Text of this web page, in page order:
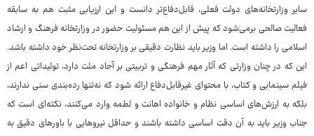
سایر وزارتخانه‌های دولت فعلی، قابل‌دفاع‌تر دانست و این ارزیابی مثبت هم به سابقه
فعالیت صالحی برمی‌شود که پیش از این هم مسئولیت حضور در وزارتخانه فرهنگ و ارشاد
اسلامی را داشته است. اما وزیر باید نظارت دقیقی بر وزارتخانه تحت‌نظر خود داشته باشد.
این که در چنان وزارتی که آثار مهم فرهنگی و تربیتی بر آحاد ملت دارد، تولیداتی اعم از
فیلم سینمایی و کتاب، با محتوای غیرقابل‌دفاع ارائه شود که نه‌تنها رده‌بندی سنی ندارند،
بلکه به ارزش‌های اساسی نظام و خانواده اهانت و لطمه وارد می‌کنند، نکته‌ای است که
جناب وزیر باید به آن دقت اساسی داشته باشند و حداقل نیروهایی با باورهای دقیق به